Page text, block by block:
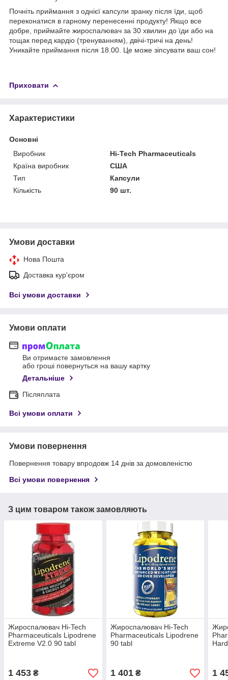
Почніть приймання з однієї капсули зранку після їди, щоб
переконатися в гарному перенесенні продукту! Якщо все
добре, приймайте жироспалювач за 30 хвилин до їди або на
тощак перед кардіо (тренуванням), двічі-тричі на день!
Уникайте приймання після 18.00. Це може зіпсувати ваш сон!
Приховати
Характеристики
Основні
Виробник
Hi-Tech Pharmaceuticals
Країна виробник
США
Тип
Капсули
Кількість
90 шт.
Умови доставки
Нова Пошта
Доставка кур'єром
Всі умови доставки
Умови оплати
Ви отримаєте замовлення
або гроші повернуться на вашу картку
Детальніше
Післяплата
Всі умови оплати
Умови повернення
Повернення товару впродовж 14 днів за домовленістю
Всі умови повернення
З цим товаром також замовляють
Жироспалювач Hi-Tech
Pharmaceuticals Lipodrene
Extreme V2.0 90 tabl
1 453 ₴
Жироспалювач Hi-Tech
Pharmaceuticals Lipodrene
90 tabl
1 401₴ 1